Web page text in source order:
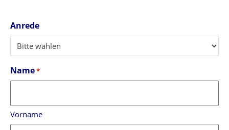
Anrede
Name*
Vorname